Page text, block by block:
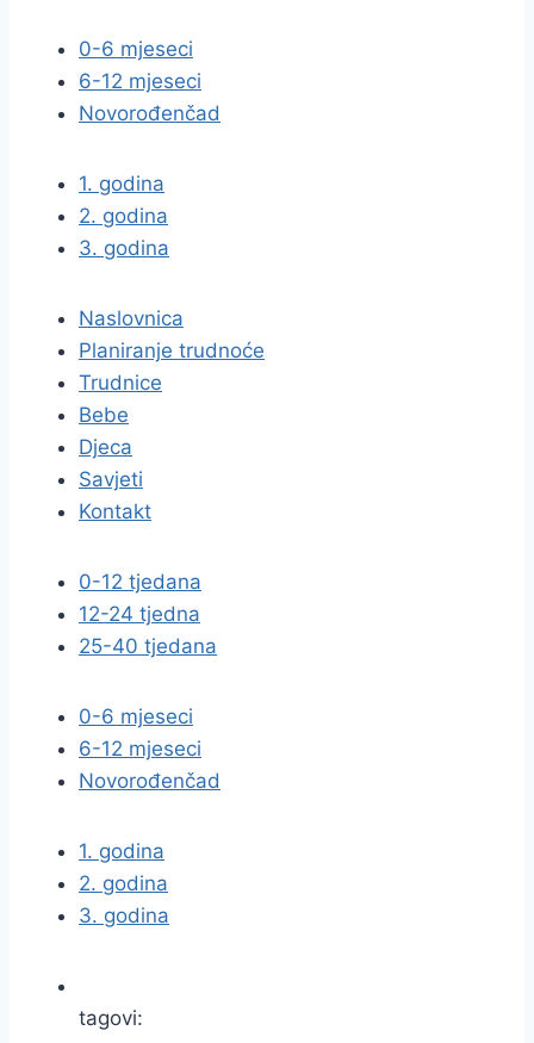
0-6 mjeseci
6-12 mjeseci
Novorođenčad
1. godina
2. godina
3. godina
Naslovnica
Planiranje trudnoće
Trudnice
Bebe
Djeca
Savjeti
Kontakt
0-12 tjedana
12-24 tjedna
25-40 tjedana
0-6 mjeseci
6-12 mjeseci
Novorođenčad
1. godina
2. godina
3. godina
tagovi: